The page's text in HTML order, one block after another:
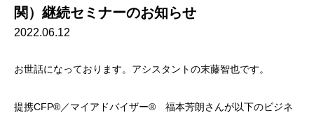
関）継続セミナーのお知らせ
2022.06.12
お世話になっております。アシスタントの末藤智也です。
提携CFP®︎／マイアドバイザー®︎ 福本芳朗さんが以下のビジネ